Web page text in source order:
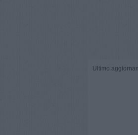
Ultimo